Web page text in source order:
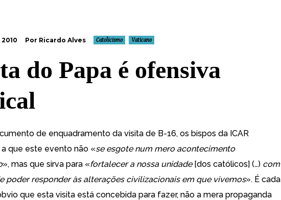
Por Ricardo Alves Catolicismo Vaticano
do Papa é ofensiva
de enquadramento da visita de B-16, os bispos da ICAR
a que este evento não «se esgote num mero acontecimento
», mas que sirva para «fortalecer a nossa unidade[dos católicos] (…) com
poder responder às alterações civilizacionais em que vivemos». É cada
que esta visita está concebida para fazer, não a mera propaganda